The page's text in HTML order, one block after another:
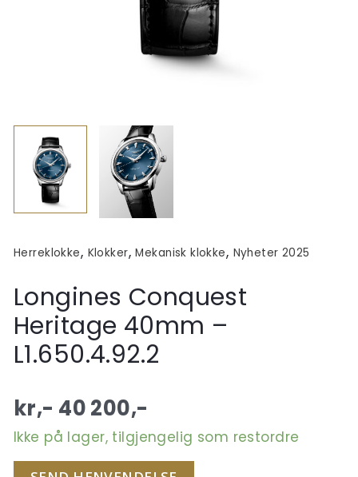
Herreklokke, Klokker,Mekanisk klokke, Nyheter 2025
Longines Conquest
Heritage 40mm –
L1.650.4.92.2
kr,- 40 200,-
Ikke på lager, tilgjengelig som restordre